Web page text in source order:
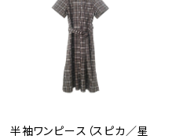
半袖ワンピース（スピカ／星